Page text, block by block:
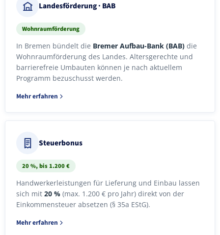
Landesförderung · BAB
Wohnraumförderung
In Bremen bündelt die Bremer Aufbau-Bank (BAB) die
Wohnraumförderung des Landes. Alters­gerechte und
barrierefreie Umbauten können je nach aktuellem
Programm bezuschusst werden.
Mehr erfahren
Steuerbonus
20 %, bis 1.200 €
Handwerkerleistungen für Lieferung und Einbau lassen
sich mit 20 % (max. 1.200 € pro Jahr) direkt von der
Einkommensteuer absetzen (§ 35a EStG).
Mehr erfahren